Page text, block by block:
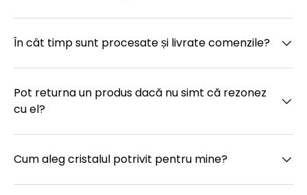
În cât timp sunt procesate și livrate comenzile?
Pot returna un produs dacă nu simt că rezonez
cu el?
Cum aleg cristalul potrivit pentru mine?